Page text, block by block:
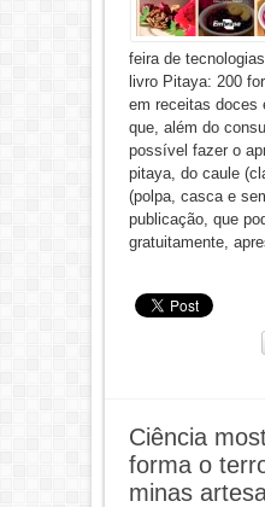
feira de
livro Pitaya: 200
em receitas doces
que, além do
possível fazer o
pitaya, do caule
(polpa, casca e
publicação, que
gratuitamente,
Ciência
forma o
minas